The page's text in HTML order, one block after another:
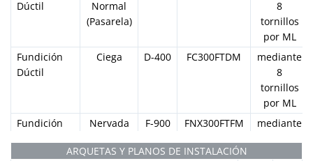
Dúctil
Normal
(Pasarela)
8
tornillos
por ML
Fundición
Dúctil
Ciega D-400 FC300FTDM
mediante
8
tornillos
por ML
Fundición
Nervada
(Pasarela)
F-900 FNX300FTFM
mediante
ARQUETAS Y PLANOS DE INSTALACIÓN